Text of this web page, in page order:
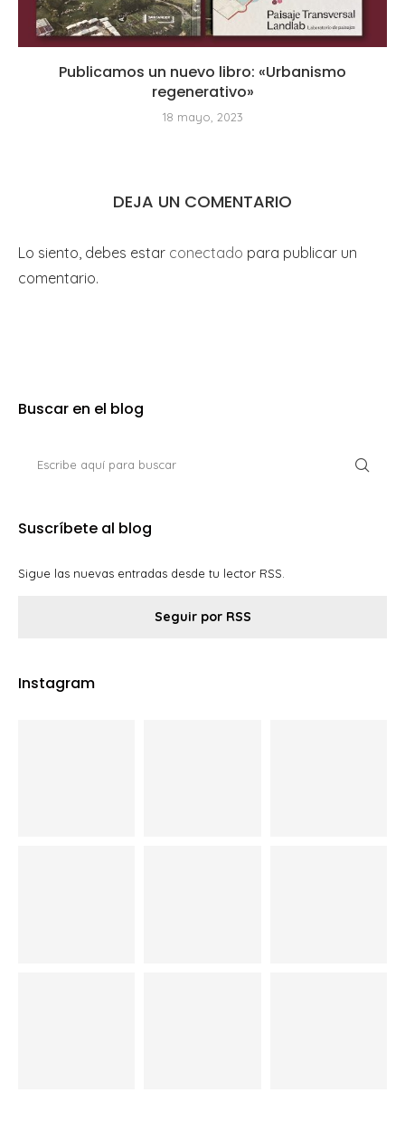
Publicamos un nuevo libro: «Urbanismo
regenerativo»
18 mayo, 2023
DEJA UN COMENTARIO
Lo siento, debes estar conectado para publicar un
comentario.
Buscar en el blog
Suscríbete al blog
Sigue las nuevas entradas desde tu lector RSS.
Seguir por RSS
Instagram